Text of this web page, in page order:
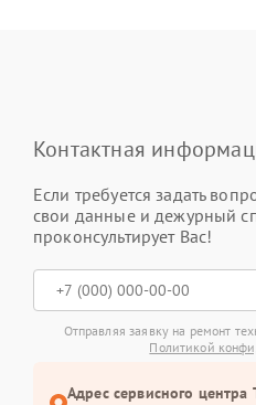
Контактная
Если требуется задать
свои данные и дежурный
проконсультирует Вас!
Отправляя заявку на ремонт
Политикой
Адрес сервисного